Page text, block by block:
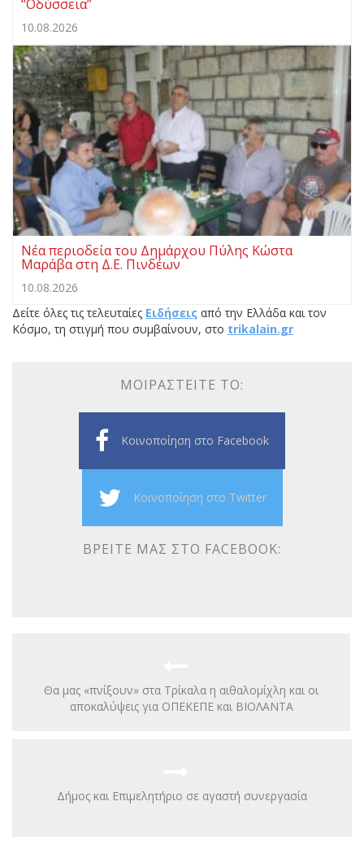
“Oδύσσεια”
10.08.2026
Νέα περιοδεία του Δημάρχου Πύλης Κώστα
Μαράβα στη Δ.Ε. Πινδέων
10.08.2026
Δείτε όλες τις τελευταίες Ειδήσεις από την Ελλάδα και τον
Κόσμο, τη στιγμή που συμβαίνουν, στο trikalain.gr
ΜΟΙΡΑΣΤΕΊΤΕ ΤΟ:
Κοινοποίηση στο Facebook
Κοινοποίηση στο Twitter
ΒΡΕΊΤΕ ΜΑΣ ΣΤΟ FACEBOOK:
Θα μας «πνίξουν» στα Τρίκαλα η αιθαλομίχλη και οι
αποκαλύψεις για ΟΠΕΚΕΠΕ και ΒΙΟΛΑΝΤΑ
Δήμος και Επιμελητήριο σε αγαστή συνεργασία